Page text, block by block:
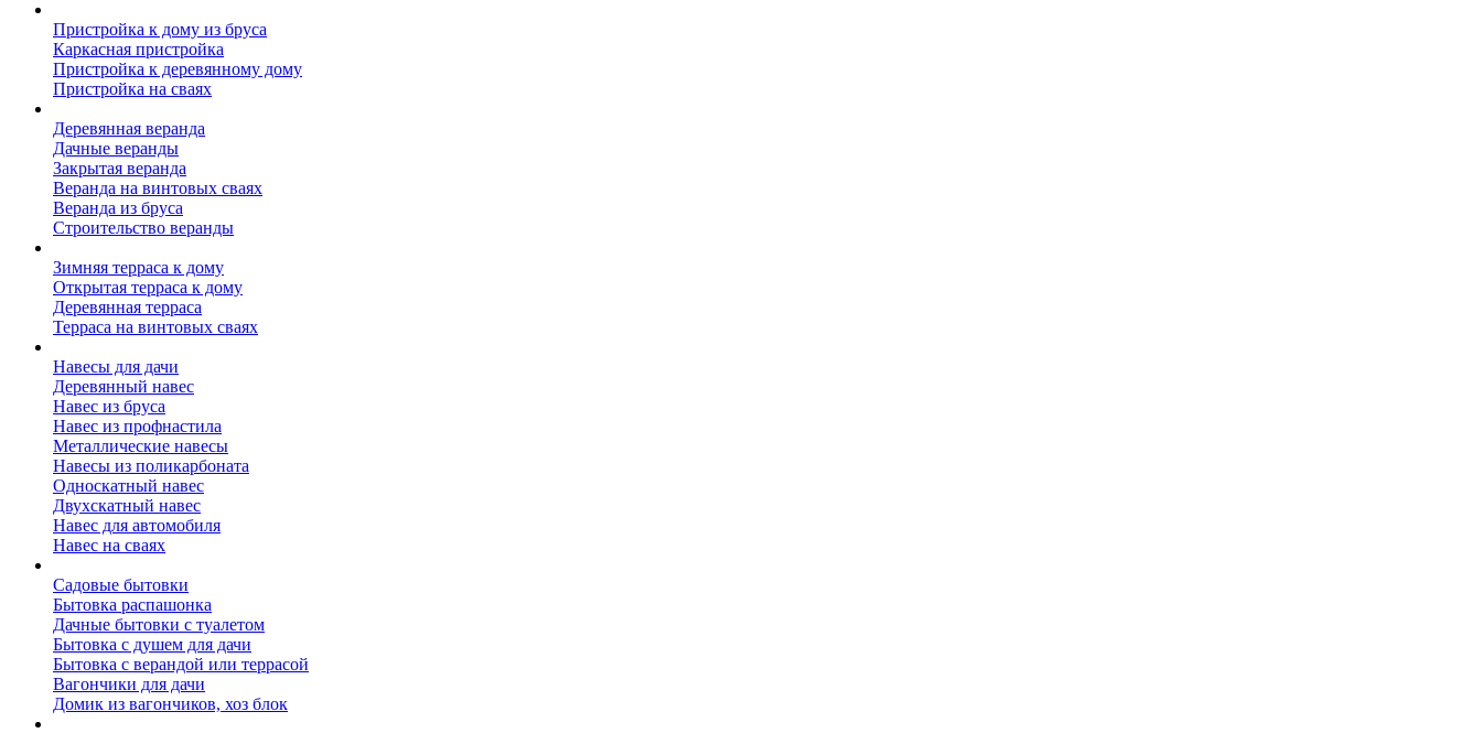
Пристройка к дому из бруса
Каркасная пристройка
Пристройка к деревянному дому
Пристройка на сваях
Деревянная веранда
Дачные веранды
Закрытая веранда
Веранда на винтовых сваях
Веранда из бруса
Строительство веранды
Зимняя терраса к дому
Открытая терраса к дому
Деревянная терраса
Терраса на винтовых сваях
Навесы для дачи
Деревянный навес
Навес из бруса
Навес из профнастила
Металлические навесы
Навесы из поликарбоната
Односкатный навес
Двухскатный навес
Навес для автомобиля
Навес на сваях
Садовые бытовки
Бытовка распашонка
Дачные бытовки с туалетом
Бытовка с душем для дачи
Бытовка с верандой или террасой
Вагончики для дачи
Домик из вагончиков, хоз блок